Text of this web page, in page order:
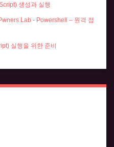
생성과 실행
Lab - Powershell – 원격 접
실행을 위한 준비